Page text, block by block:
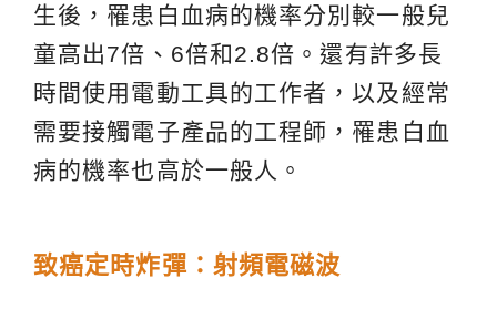
生後，罹患白血病的機率分別較一般兒
童高出7倍、6倍和2.8倍。還有許多長
時間使用電動工具的工作者，以及經常
需要接觸電子產品的工程師，罹患白血
病的機率也高於一般人。
致癌定時炸彈：射頻電磁波